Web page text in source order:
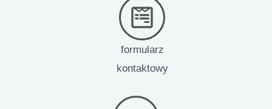
formularz
kontaktowy